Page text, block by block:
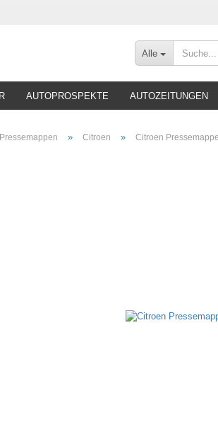
Alle
AUTOPROSPEKTE AUTOZEITUNGEN
Pressemappen » Citroen » Citroen